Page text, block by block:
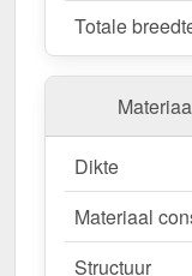
ideaal voor
Optimale
vriendelijke
verborgen
berichten
Totale
Dikte
Materiaal
Structuur